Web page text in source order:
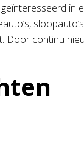
in
Door continu